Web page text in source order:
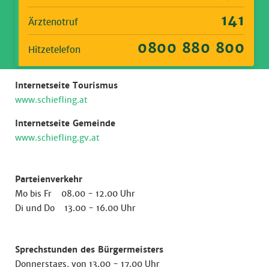
Ärztenotruf 141
Hitzetelefon 0800 880 800
Internetseite Tourismus
www.schiefling.at
Internetseite Gemeinde
www.schiefling.gv.at
Parteienverkehr
Mo bis Fr 08.00 - 12.00 Uhr
Di und Do 13.00 - 16.00 Uhr
Sprechstunden des Bürgermeisters
Donnerstags, von 13.00 - 17.00 Uhr